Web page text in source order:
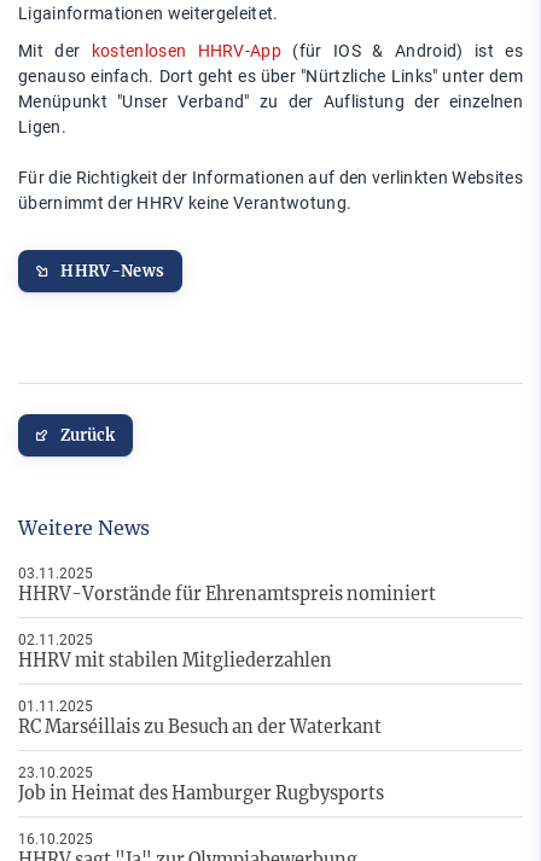
Ligainformationen weitergeleitet.
Mit der
kostenlosen HHRV-App (für IOS & Android) ist es
genauso einfach. Dort geht es über "Nürtzliche Links" unter dem
Menüpunkt "Unser Verband" zu der Auflistung der einzelnen
Ligen.
Für die Richtigkeit der Informationen auf den verlinkten Websites
übernimmt der HHRV keine Verantwotung.
HHRV-News
Zurück
Weitere News
03.11.2025
HHRV-Vorstände für Ehrenamtspreis nominiert
02.11.2025
HHRV mit stabilen Mitgliederzahlen
01.11.2025
RC Marséillais zu Besuch an der Waterkant
23.10.2025
Job in Heimat des Hamburger Rugbysports
16.10.2025